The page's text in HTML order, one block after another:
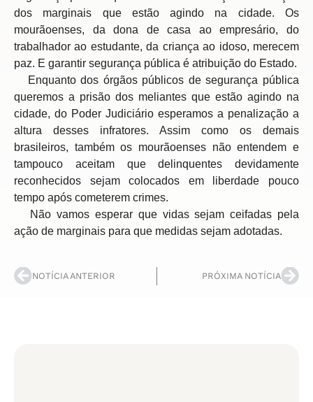
dos marginais que estão agindo na cidade. Os
mourãoenses, da dona de casa ao empresário, do
trabalhador ao estudante, da criança ao idoso, merecem
paz. E garantir segurança pública é atribuição do Estado.
Enquanto dos órgãos públicos de segurança pública
queremos a prisão dos meliantes que estão agindo na
cidade, do Poder Judiciário esperamos a penalização a
altura desses infratores. Assim como os demais
brasileiros, também os mourãoenses não entendem e
tampouco aceitam que delinquentes devidamente
reconhecidos sejam colocados em liberdade pouco
tempo após cometerem crimes.
Não vamos esperar que vidas sejam ceifadas pela
ação de marginais para que medidas sejam adotadas.
NOTÍCIA ANTERIOR PRÓXIMA NOTÍCIA